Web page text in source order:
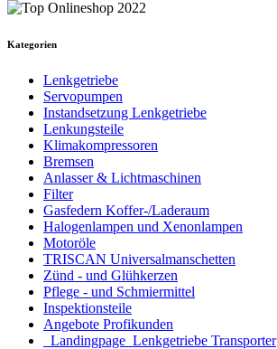
Kategorien
Lenkgetriebe
Servopumpen
Instandsetzung Lenkgetriebe
Lenkungsteile
Klimakompressoren
Bremsen
Anlasser & Lichtmaschinen
Filter
Gasfedern Koffer-/Laderaum
Halogenlampen und Xenonlampen
Motoröle
TRISCAN Universalmanschetten
Zünd - und Glühkerzen
Pflege - und Schmiermittel
Inspektionsteile
Angebote Profikunden
_Landingpage_Lenkgetriebe Transporter